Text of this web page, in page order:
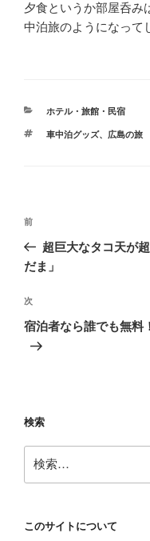
夕食というか部屋呑み
中泊旅のようになって
カ
ゴ
ホテル・旅館・民宿
タ
車中泊グッズ、 広島の旅
投
ナ
ゲ
ー
シ
前
の
投
前
超巨大なタコ天が
だま」
次
の
次
宿泊者なら誰でも無料
検索
索:
このサイトについて